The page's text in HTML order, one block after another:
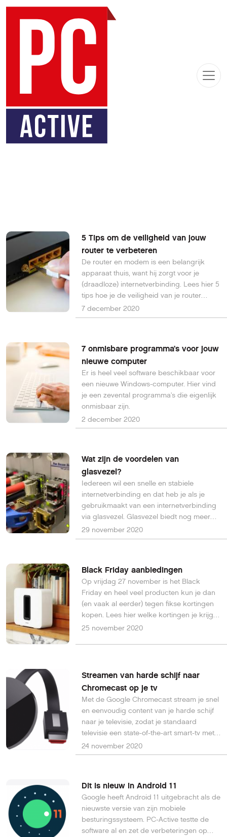
5 Tips om de veiligheid van jouw
router te verbeteren
De router en modem is een belangrijk
apparaat thuis, want hij zorgt voor je
(draadloze) internetverbinding. Lees hier 5
tips hoe je de veiligheid van je router
verbetert.
7 december 2020
7 onmisbare programma’s voor jouw
nieuwe computer
Er is heel veel software beschikbaar voor
een nieuwe Windows-computer. Hier vind
je een zevental programma's die eigenlijk
onmisbaar zijn.
2 december 2020
Wat zijn de voordelen van
glasvezel?
Iedereen wil een snelle en stabiele
internetverbinding en dat heb je als je
gebruikmaakt van een internetverbinding
via glasvezel. Glasvezel biedt nog meer
voordelen, lees hier welke dit zijn.
29 november 2020
Black Friday aanbiedingen
Op vrijdag 27 november is het Black
Friday en heel veel producten kun je dan
(en vaak al eerder) tegen fikse kortingen
kopen. Lees hier welke kortingen je krijgt
op producten van elektronicavoorjou.nl,
25 november 2020
Streamen van harde schijf naar
Chromecast op je tv
Met de Google Chromecast stream je snel
en eenvoudig content van je harde schijf
naar je televisie, zodat je standaard
televisie een state-of-the-art smart-tv met
internetverbinding wordt.
24 november 2020
Dit is nieuw in Android 11
Google heeft Android 11 uitgebracht als de
nieuwste versie van zijn mobiele
besturingssysteem. PC-Active testte de
software al en zet de verbeteringen op